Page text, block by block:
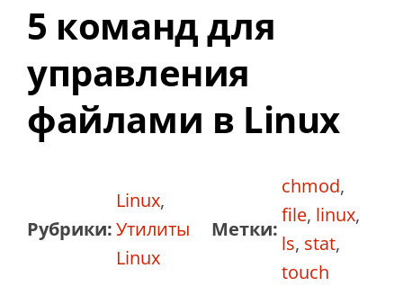
5 команд для
управления
файлами в Linux
Рубрики:
Linux,
Утилиты
Linux
Метки:
chmod,
file, linux,
ls, stat,
touch